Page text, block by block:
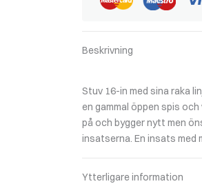
Beskrivning
Stuv 16-in med sina raka
en gammal öppen spis
på och bygger nytt men
insatserna. En insats med
Ytterligare information